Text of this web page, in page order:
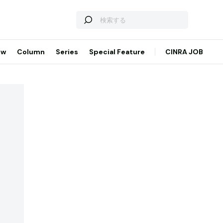
Column Series Special Feature CINRA JOB